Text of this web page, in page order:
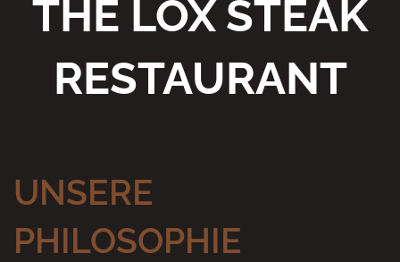
THE LOX STEAK
RESTAURANT
UNSERE
PHILOSOPHIE